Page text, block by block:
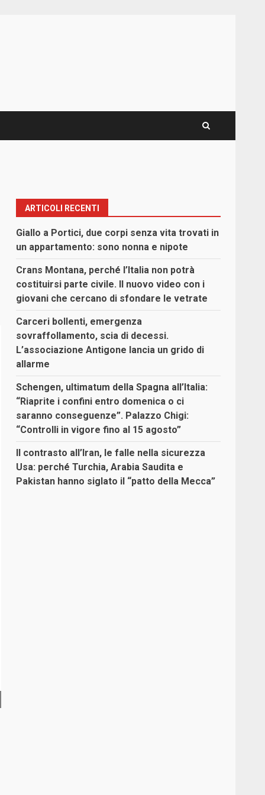
ARTICOLI RECENTI
Giallo a Portici, due corpi senza vita trovati in
un appartamento: sono nonna e nipote
Crans Montana, perché l’Italia non potrà
costituirsi parte civile. Il nuovo video con i
giovani che cercano di sfondare le vetrate
Carceri bollenti, emergenza
sovraffollamento, scia di decessi.
L’associazione Antigone lancia un grido di
allarme
Schengen, ultimatum della Spagna all’Italia:
“Riaprite i confini entro domenica o ci
saranno conseguenze”. Palazzo Chigi:
“Controlli in vigore fino al 15 agosto”
Il contrasto all’Iran, le falle nella sicurezza
Usa: perché Turchia, Arabia Saudita e
Pakistan hanno siglato il “patto della Mecca”